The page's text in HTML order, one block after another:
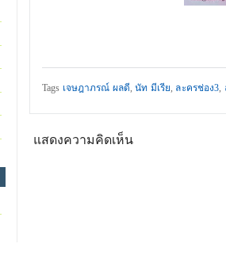
Tags เจษฎาภรณ์ ผลดี,นัท มีเรีย, ละครช่อง3,
แสดงความคิดเห็น